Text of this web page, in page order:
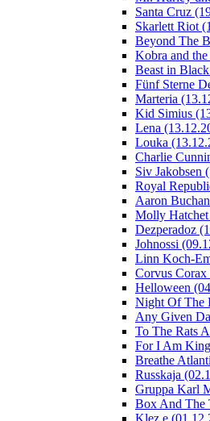
Santa Cruz
Skarlett Riot
Beyond The
Kobra and
Beast in
Fünf Sterne
Marteria
Kid Simius
Lena
Louka
Charlie
Siv Jakobsen
Royal
Aaron
Molly
Dezperadoz
Johnossi
Linn Koch-
Corvus Corax
Helloween
Night Of The
Any Given
To The Rats
For I Am
Breathe
Russkaja
Gruppa Karl
Box And The
Klez.e